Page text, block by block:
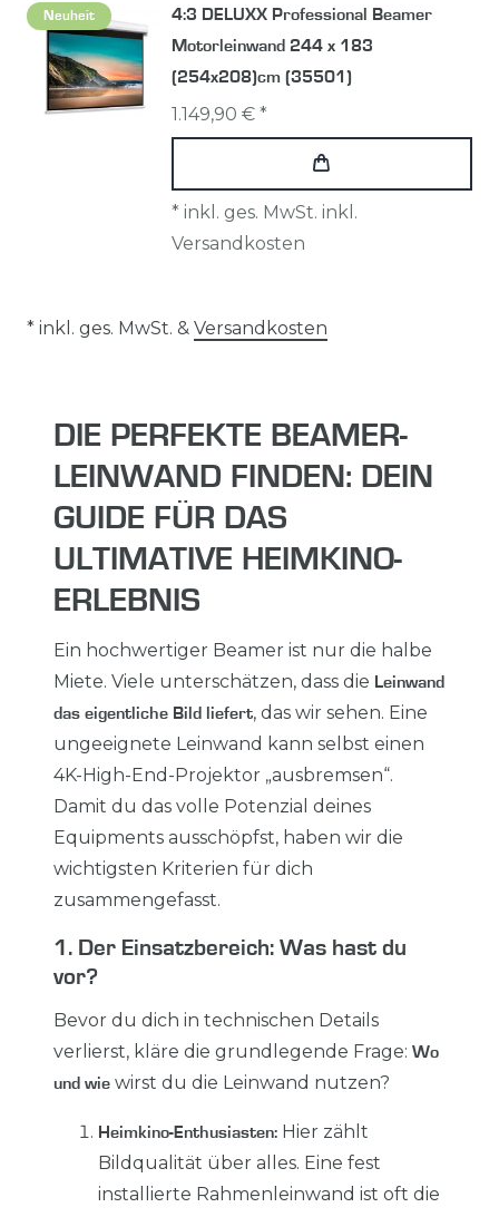
Neuheit
4:3 DELUXX Professional Beamer
Motorleinwand 244 x 183
(254x208)cm (35501)
1.149,90 € *
* inkl. ges. MwSt. inkl.
Versandkosten
* inkl. ges. MwSt. & Versandkosten
DIE PERFEKTE BEAMER-
LEINWAND FINDEN: DEIN
GUIDE FÜR DAS
ULTIMATIVE HEIMKINO-
ERLEBNIS
Ein hochwertiger Beamer ist nur die halbe
Miete. Viele unterschätzen, dass die Leinwand
das eigentliche Bild liefert, das wir sehen. Eine
ungeeignete Leinwand kann selbst einen
4K-High-End-Projektor „ausbremsen“.
Damit du das volle Potenzial deines
Equipments ausschöpfst, haben wir die
wichtigsten Kriterien für dich
zusammengefasst.
1. Der Einsatzbereich: Was hast du
vor?
Bevor du dich in technischen Details
verlierst, kläre die grundlegende Frage: Wo
und wie wirst du die Leinwand nutzen?
Heimkino-Enthusiasten: Hier zählt
Bildqualität über alles. Eine fest
installierte Rahmenleinwand ist oft die